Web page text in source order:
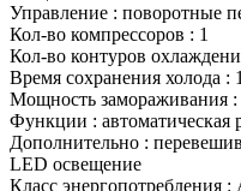
Управление : поворотные
Кол-во компрессоров : 1
Кол-во контуров
Время сохранения холода :
Мощность замораживания :
Функции : автоматическая
Дополнительно :
LED освещение
Класс энергопотребления :